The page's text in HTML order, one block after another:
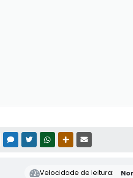
FACEBOOKMESSENGER
TWITTERWHATSAPPOUTRAS MÍDIAS
Velocidade de leitura: